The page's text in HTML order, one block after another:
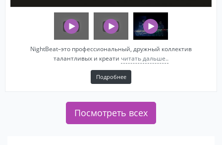
NightBeat–это профессиональный, дружный коллектив
талантливых и креати читать дальше..
Подробнее
Посмотреть всех